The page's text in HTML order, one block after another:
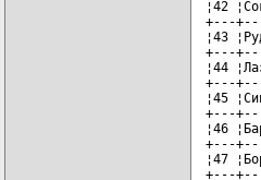
¦42
+---
¦43
+---
¦44
+---
¦45
+---
¦46
+---
¦47
+---